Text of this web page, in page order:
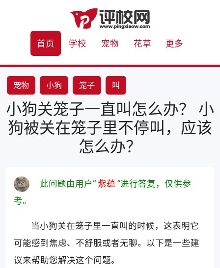
首页 学校 宠物 花草 更多
宠物 小狗 笼子 叫
小狗关笼子一直叫怎么办？ 小
狗被关在笼子里不停叫，应该
怎么办？
此问题由用户“紫蕴 ”进行答复，仅供参
考。
当小狗关在笼子里一直叫的时候，这表明它
可能感到焦虑、不舒服或者无聊。以下是一些建
议来帮助您解决这个问题。